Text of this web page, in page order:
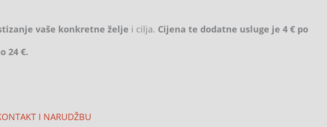
vaše konkretne želje i cilja. Cijena te dodatne usluge je 4 € po
24 €.
I NARUDŽBU